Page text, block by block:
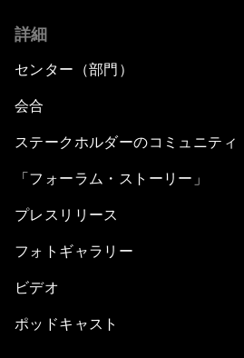
詳細
センター（部門）
会合
ステークホルダーのコミュニティ
「フォーラム・ストーリー」
プレスリリース
フォトギャラリー
ビデオ
ポッドキャスト